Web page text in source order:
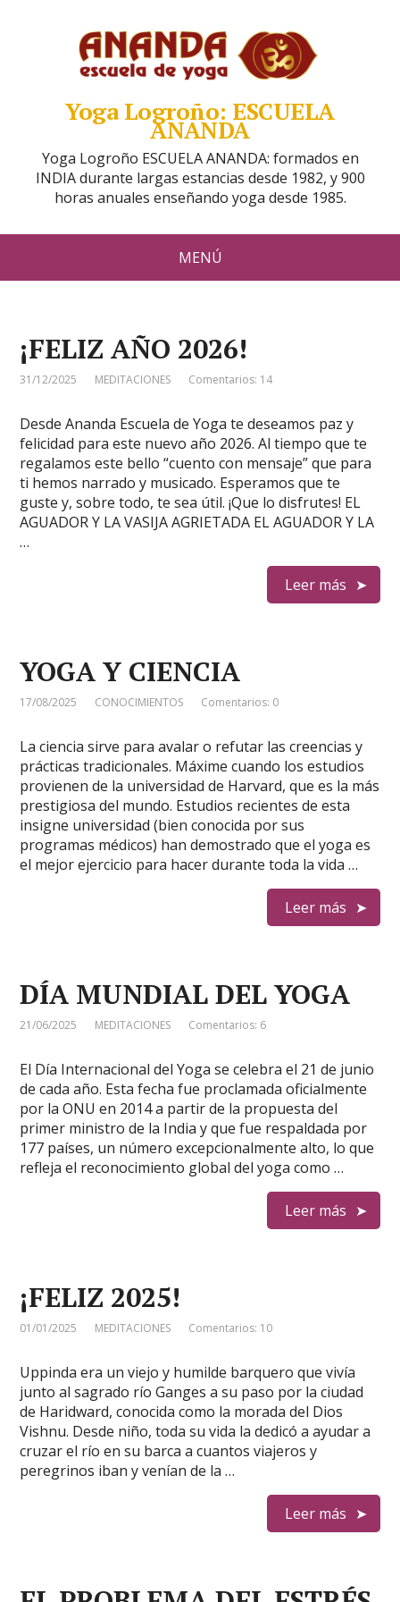
Yoga Logroño: ESCUELA
ANANDA
Yoga Logroño ESCUELA ANANDA: formados en
INDIA durante largas estancias desde 1982, y 900
horas anuales enseñando yoga desde 1985.
MENÚ
¡FELIZ AÑO 2026!
31/12/2025 MEDITACIONES Comentarios: 14
Desde Ananda Escuela de Yoga te deseamos paz y
felicidad para este nuevo año 2026. Al tiempo que te
regalamos este bello “cuento con mensaje” que para
ti hemos narrado y musicado. Esperamos que te
guste y, sobre todo, te sea útil. ¡Que lo disfrutes! EL
AGUADOR Y LA VASIJA AGRIETADA EL AGUADOR Y LA
…
Leer más
YOGA Y CIENCIA
17/08/2025 CONOCIMIENTOS Comentarios: 0
La ciencia sirve para avalar o refutar las creencias y
prácticas tradicionales. Máxime cuando los estudios
provienen de la universidad de Harvard, que es la más
prestigiosa del mundo. Estudios recientes de esta
insigne universidad (bien conocida por sus
programas médicos) han demostrado que el yoga es
el mejor ejercicio para hacer durante toda la vida …
Leer más
DÍA MUNDIAL DEL YOGA
21/06/2025 MEDITACIONES Comentarios: 6
El Día Internacional del Yoga se celebra el 21 de junio
de cada año. Esta fecha fue proclamada oficialmente
por la ONU en 2014 a partir de la propuesta del
primer ministro de la India y que fue respaldada por
177 países, un número excepcionalmente alto, lo que
refleja el reconocimiento global del yoga como …
Leer más
¡FELIZ 2025!
01/01/2025 MEDITACIONES Comentarios: 10
Uppinda era un viejo y humilde barquero que vivía
junto al sagrado río Ganges a su paso por la ciudad
de Haridward, conocida como la morada del Dios
Vishnu. Desde niño, toda su vida la dedicó a ayudar a
cruzar el río en su barca a cuantos viajeros y
peregrinos iban y venían de la …
Leer más